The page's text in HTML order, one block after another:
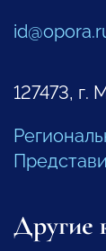
127473, г.
Другие